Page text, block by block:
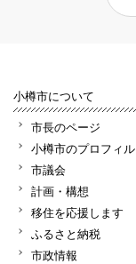
小樽市について
市長のページ
小樽市のプロフィル
市議会
計画・構想
移住を応援します
ふるさと納税
市政情報